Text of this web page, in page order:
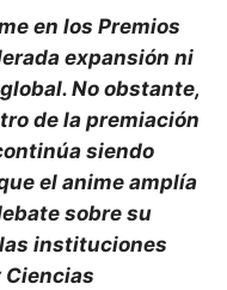
en los Premios
expansión ni
No obstante,
de la premiación
siendo
el anime amplía
sobre su
instituciones
Ciencias